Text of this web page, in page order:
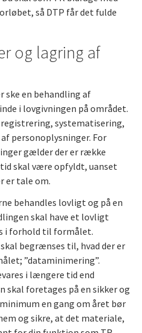
så DTP får det fulde
og lagring af
ske en behandling af
i lovgivningen på området.
systematisering,
personoplysninger. For
gælder der er række
skal være opfyldt, uanset
er tale om.
behandles lovligt og på en
skal have et lovligt
i forhold til formålet.
begrænses til, hvad der er
”dataminimering”.
i længere tid end
skal foretages på en sikker og
en gang om året bør
og sikre, at det materiale,